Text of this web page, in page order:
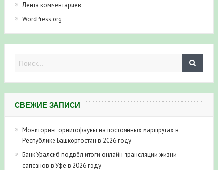
Лента комментариев
WordPress.org
СВЕЖИЕ ЗАПИСИ
Мониторинг орнитофауны на постоянных маршрутах в
Республике Башкортостан в 2026 году
Банк Уралсиб подвёл итоги онлайн-трансляции жизни
сапсанов в Уфе в 2026 году